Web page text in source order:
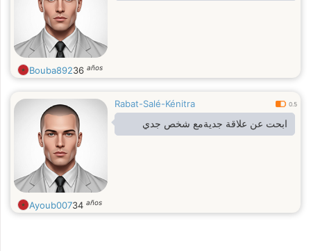
Bouba89236 años
Rabat-Salé-Kénitra 0.5
ابحت عن علاقة جديةمع شخص جدي
Ayoub00734 años